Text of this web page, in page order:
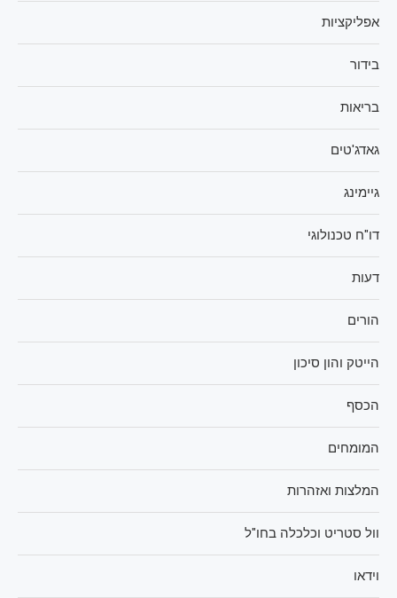
אפליקציות
בידור
בריאות
גאדג'טים
גיימינג
דו"ח טכנולוגי
דעות
הורים
הייטק והון סיכון
הכסף
המומחים
המלצות ואזהרות
וול סטריט וכלכלה בחו"ל
וידאו